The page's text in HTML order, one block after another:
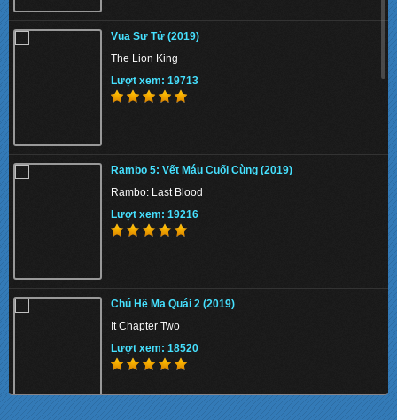
The Union 2024 - Liên minh tuyệt mật
Lượt xem: 147044
Thiên Nga Bóng Đêm S01 2022 - Eve
Lượt xem: 155251
Memory 2022 - Hồi Ức Sát Thủ
Lượt xem: 136423
Vua Sư Tử (2019)
The Lion King
Lượt xem: 19713
Rambo 5: Vết Máu Cuối Cùng (2019)
Rambo: Last Blood
Lượt xem: 19216
Chú Hề Ma Quái 2 (2019)
It Chapter Two
Lượt xem: 18520